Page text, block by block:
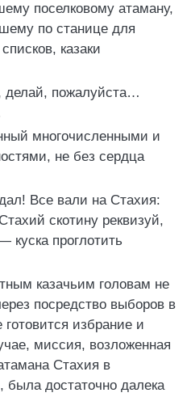
поселковому атаману,
по станице для
казаки
пожалуйста…
многочисленными и
не без сердца
Все вали на Стахия:
скотину реквизуй,
куска проглотить
казачьим головам не
посредство выборов в
избрание и
миссия, возложенная
Стахия в
была достаточно далека